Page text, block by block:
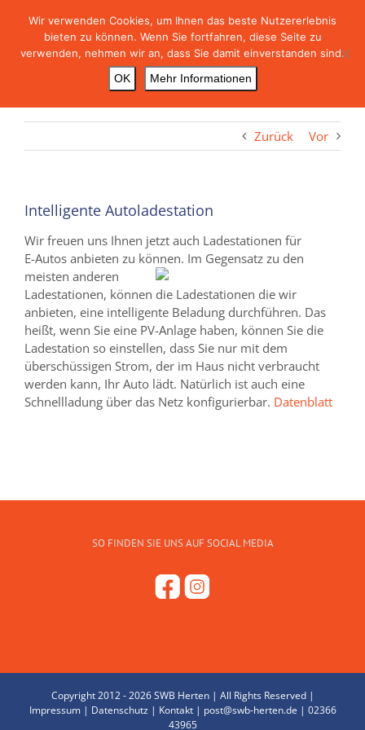
Zurück Vor
Intelligente Autoladestation
Wir freuen uns Ihnen jetzt auch Ladestationen für
E-Autos anbieten zu können. Im Gegensatz zu den
meisten anderen
Ladestationen, können die Ladestationen die wir
anbieten, eine intelligente Beladung durchführen. Das
heißt, wenn Sie eine PV-Anlage haben, können Sie die
Ladestation so einstellen, dass Sie nur mit dem
überschüssigen Strom, der im Haus nicht verbraucht
werden kann, Ihr Auto lädt. Natürlich ist auch eine
Schnellladung über das Netz konfigurierbar. Datenblatt
SO FINDEN SIE UNS AUF SOCIAL MEDIA
Copyright 2012 -2026 SWB Herten | All Rights Reserved |
Impressum| Datenschutz| Kontakt| post@swb-herten.de | 02366
43965
Wir verwenden Cookies, um Ihnen das beste Nutzererlebnis
bieten zu können. Wenn Sie fortfahren, diese Seite zu
verwenden, nehmen wir an, dass Sie damit einverstanden sind.
OK
Mehr Informationen